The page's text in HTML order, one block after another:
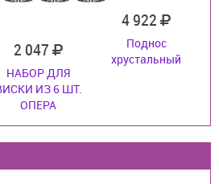
2 047
НАБОР ДЛЯ
ИЗ 6 ШТ.
ОПЕРА
4 922
Поднос
хрустальный